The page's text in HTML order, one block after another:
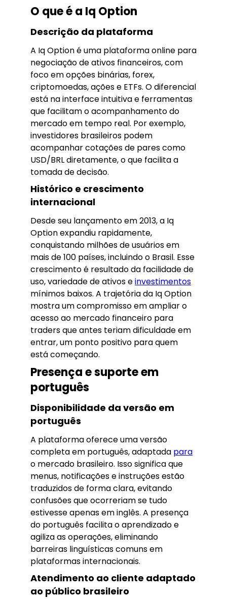
O que é a Iq Option
Descrição da plataforma
A Iq Option é uma plataforma online para
negociação de ativos financeiros, com
foco em opções binárias, forex,
criptomoedas, ações e ETFs. O diferencial
está na interface intuitiva e ferramentas
que facilitam o acompanhamento do
mercado em tempo real. Por exemplo,
investidores brasileiros podem
acompanhar cotações de pares como
USD/BRL diretamente, o que facilita a
tomada de decisão.
Histórico e crescimento
internacional
Desde seu lançamento em 2013, a Iq
Option expandiu rapidamente,
conquistando milhões de usuários em
mais de 100 países, incluindo o Brasil. Esse
crescimento é resultado da facilidade de
uso, variedade de ativos einvestimentos
mínimos baixos. A trajetória da Iq Option
mostra um compromisso em ampliar o
acesso ao mercado financeiro para
traders que antes teriam dificuldade em
entrar, um ponto positivo para quem
está começando.
Presença e suporte em
português
Disponibilidade da versão em
português
A plataforma oferece uma versão
completa em português, adaptada para
o mercado brasileiro. Isso significa que
menus, notificações e instruções estão
traduzidos de forma clara, evitando
confusões que ocorreriam se tudo
estivesse apenas em inglês. A presença
do português facilita o aprendizado e
agiliza as operações, eliminando
barreiras linguísticas comuns em
plataformas internacionais.
Atendimento ao cliente adaptado
ao público brasileiro